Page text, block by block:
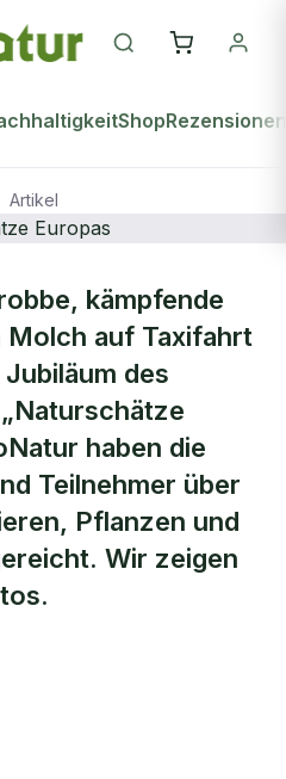
ShopRezensionen
Artikel
kämpfende
Molch auf Taxifahrt
des
haben die
Teilnehmer über
Pflanzen und
Wir zeigen